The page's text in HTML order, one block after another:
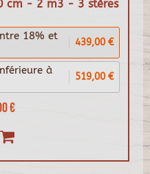
cm - 2 m3 - 3 stères
€
18% et
439,00 €
à
519,00 €